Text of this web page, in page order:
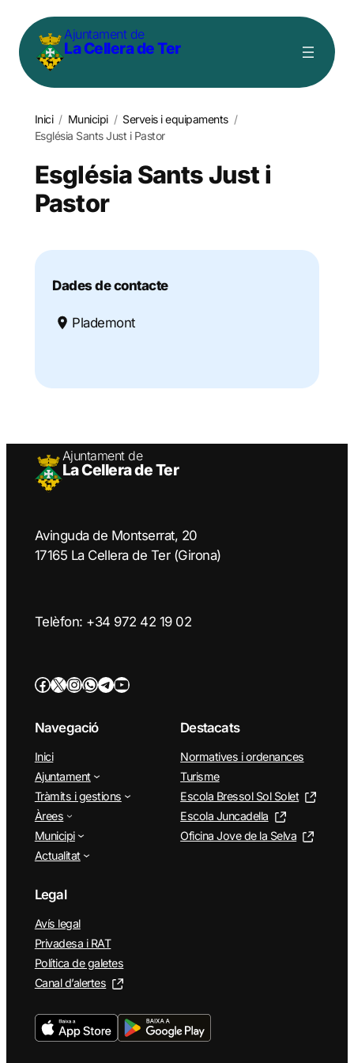
contingut
Ajuntament de
La Cellera de Ter
Inici / Municipi / Serveis i equipaments /
Església Sants Just i Pastor
Església Sants Just i
Pastor
Dades de contacte
Plademont
Ajuntament de
La Cellera de Ter
Avinguda de Montserrat, 20
17165 La Cellera de Ter (Girona)
Telèfon: +34 972 42 19 02
Facebook Twitter/X InstagramWhatsApp TelegramYouTube
Navegació
Inici
Ajuntament
Tràmits i gestions
Àrees
Municipi
Actualitat
Destacats
Normatives i ordenances
Turisme
Escola Bressol Sol Solet
Escola Juncadella
Oficina Jove de la Selva
Legal
Avís legal
Privadesa i RAT
Política de galetes
Canal d’alertes